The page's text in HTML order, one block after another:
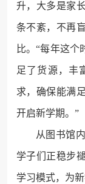
升，大多是家
条不紊，不再
比。“每年这个
足了货源，丰
求，确保能满
开启新学期。”
从图书馆
学子们正稳步
学习模式，为